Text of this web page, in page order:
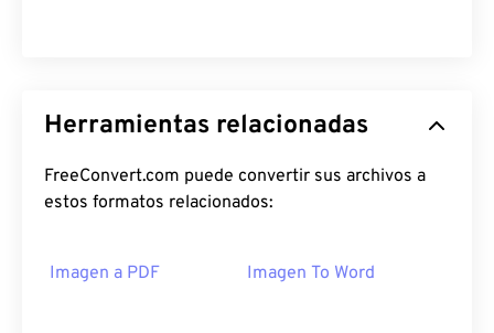
Herramientas relacionadas
FreeConvert.com puede convertir sus archivos a
estos formatos relacionados:
Imagen a PDF Imagen To Word